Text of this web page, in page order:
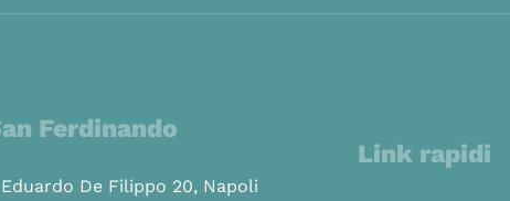
Ferdinando
De Filippo 20, Napoli
Link rapidi